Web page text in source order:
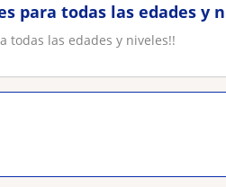
para todas las edades y
todas las edades y niveles!!